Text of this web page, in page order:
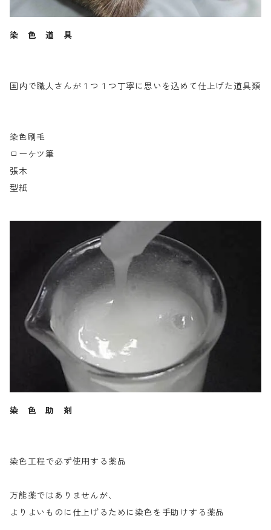
染 色 道 具
国内で職人さんが１つ１つ丁寧に思いを込めて仕上げた道具類
染色刷毛
ローケツ筆
張木
型紙
染 色 助 剤
染色工程で必ず使用する薬品
万能薬ではありませんが、
よりよいものに仕上げるために染色を手助けする薬品